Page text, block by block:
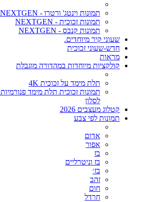
תמונות וינטג' ורטרו - NEXTGEN
תמונות זכוכית - NEXTGEN
תמונות קנבס - NEXTGEN
שעוני קיר מיוחדים.
חדש-שעוני זכוכית
מראות
קולקציות מיוחדות במהדורה מוגבלת
תלת מימד על זכוכית 4K
תמונות זכוכית תלת מימד
לסלון
קטלוג מעצבים 2026
תמונות לפי צבע
אדום
אפור
בז
בז וניטרליים
בז׳
זהב
חום
חרדל